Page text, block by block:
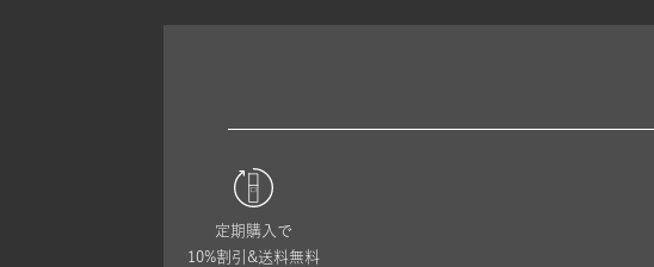
定期購入で
10%割引&送料無料